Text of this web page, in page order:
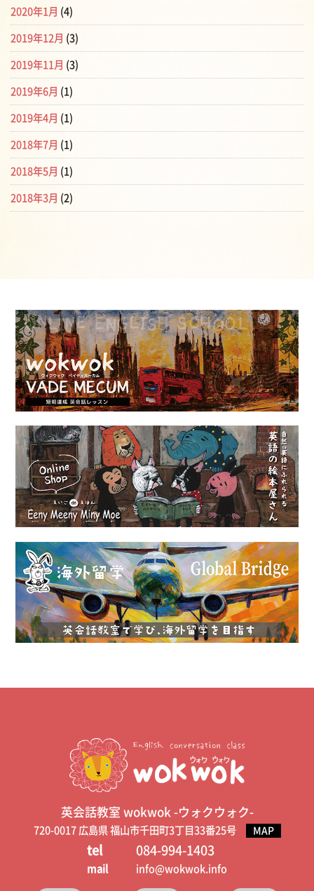
2020年1月 (4)
2019年12月 (3)
2019年11月 (3)
2019年6月 (1)
2019年4月 (1)
2018年7月 (1)
2018年5月 (1)
2018年3月 (2)
英会話教室 wokwok -ウォクウォク-
720-0017 広島県 福山市千田町3丁目33番25号 MAP
tel 084-994-1403
mail info@wokwok.info